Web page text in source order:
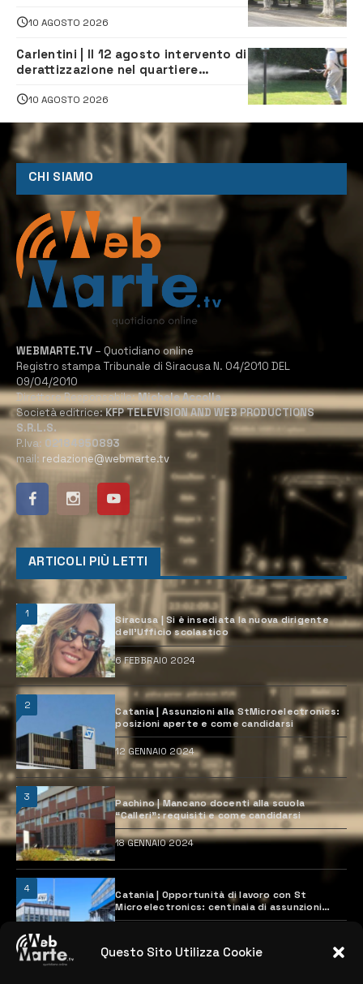
Questo Sito Utilizza Cookie
10 AGOSTO 2026
Carlentini | Il 12 agosto intervento di
derattizzazione nel quartiere
10 AGOSTO 2026
CHI SIAMO
WEBMARTE.TV – Quotidiano online
Registro stampa Tribunale di Siracusa N. 04/2010 DEL
09/04/2010
Direttore Responsabile:Michele Accolla
Società editrice:KFP TELEVISION AND WEB PRODUCTIONS
S.R.L.S.
P.Iva: 02184950893
mail: redazione@webmarte.tv
ARTICOLI PIÙ LETTI
1
Siracusa | Si è insediata la nuova dirigente
dell’Ufficio scolastico
6 FEBBRAIO 2024
2
Catania | Assunzioni alla StMicroelectronics:
posizioni aperte e come candidarsi
12 GENNAIO 2024
3
Pachino | Mancano docenti alla scuola
“Calleri”: requisiti e come candidarsi
18 GENNAIO 2024
4
Catania | Opportunità di lavoro con St
Microelectronics: centinaia di assunzioni
previste